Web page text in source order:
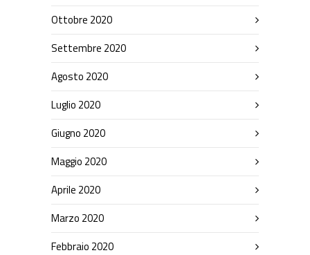
Ottobre 2020
Settembre 2020
Agosto 2020
Luglio 2020
Giugno 2020
Maggio 2020
Aprile 2020
Marzo 2020
Febbraio 2020